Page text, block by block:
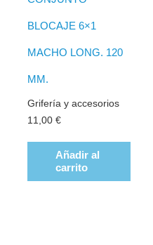
BLOCAJE 6×1
MACHO LONG. 120
MM.
Grifería y accesorios
11,00€
Añadir al
carrito